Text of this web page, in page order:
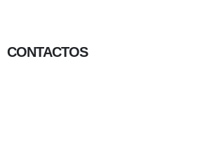
CONTACTOS